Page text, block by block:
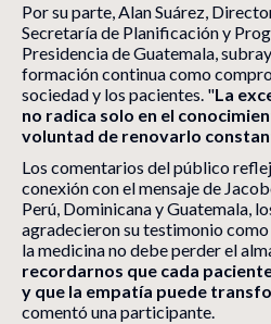
Por su parte, Alan Suárez,
Secretaría de Planificación y
Presidencia de Guatemala,
formación continua como
sociedad y los pacientes. "La
no radica solo en el
voluntad de renovarlo
Los comentarios del público
conexión con el mensaje de
Perú, Dominicana y Guatemala,
agradecieron su testimonio
la medicina no debe perder el
recordarnos que cada
y que la empatía puede
comentó una participante.